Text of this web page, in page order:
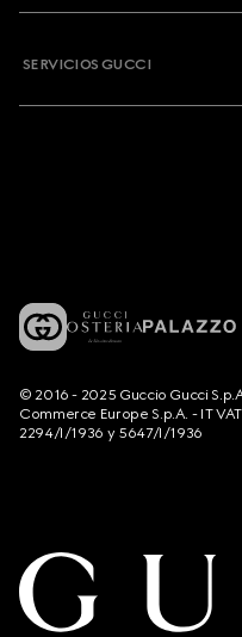
SERVICIOS GUCCI
© 2016 - 2025 Guccio Gucci
Commerce Europe S.p.A. - IT
2294/I/1936 y 5647/I/1936